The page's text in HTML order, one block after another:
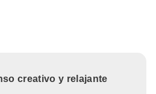
creativo y relajante